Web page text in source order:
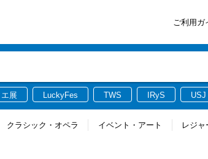
ご利用ガ
エ展 LuckyFes TWS IRyS USJ
クラシック・オペラ イベント・アート レジャ